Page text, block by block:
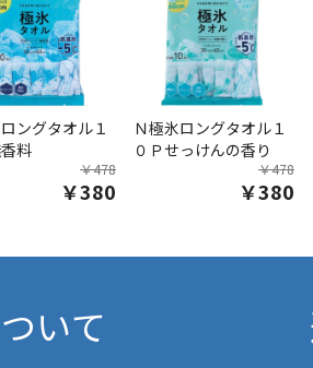
ングタオル１
料
￥478
￥380
Ｎ極氷ロングタオル１
０Ｐせっけんの香り
￥478
￥380
いて